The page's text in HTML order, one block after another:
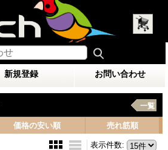
新規登録 お問い合わせ
一覧
価格の安い順 売れ筋順
表示件数: